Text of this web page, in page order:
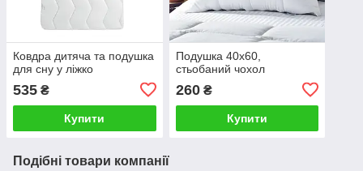
Ковдра дитяча та подушка
для сну у ліжко
535 ₴
Купити
Подушка 40х60,
стьобаний чохол
260₴
Купити
Подібні товари компанії